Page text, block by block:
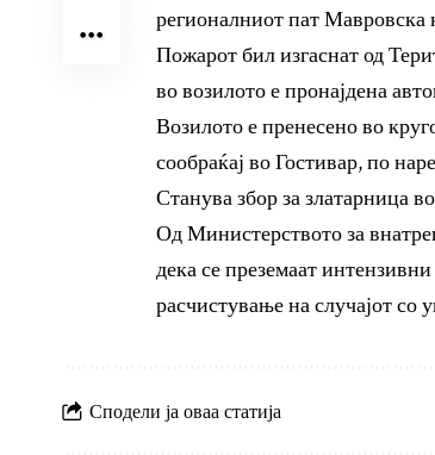
регионалниот пат
Пожарот бил изгаснат од
во возилото е пронајдена
Возилото е пренесено во
сообраќај во Гостивар, по
Станува збор за златарница
Од Министерството за
дека се преземаат
расчистување на случајот со
Сподели ја оваа статија